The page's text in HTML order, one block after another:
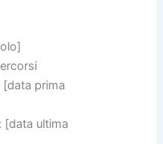
[data prima
[data ultima